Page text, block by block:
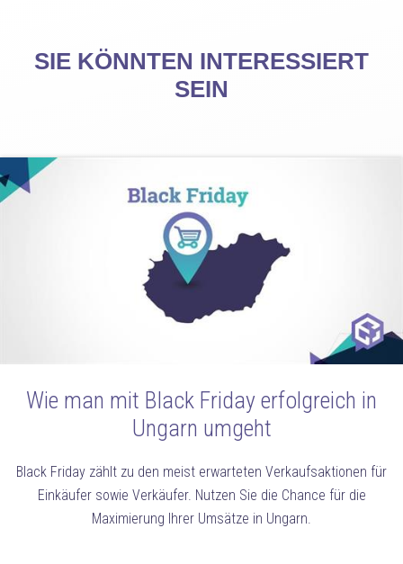
SIE KÖNNTEN INTERESSIERT
SEIN
Wie man mit Black Friday erfolgreich in
Ungarn umgeht
Black Friday zählt zu den meist erwarteten Verkaufsaktionen für
Einkäufer sowie Verkäufer. Nutzen Sie die Chance für die
Maximierung Ihrer Umsätze in Ungarn.